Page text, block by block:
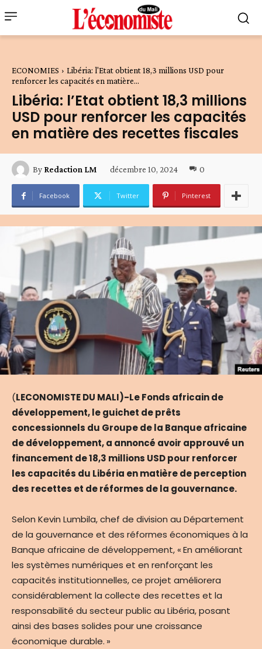
ECONOMIES
Libéria: l'Etat obtient 18,3 millions USD pour
renforcer les capacités en matière...
Libéria: l’Etat obtient 18,3 millions
USD pour renforcer les capacités
en matière des recettes fiscales
By Redaction LM décembre 10, 2024 0
Facebook Twitter Pinterest
(LECONOMISTE DU MALI)-Le Fonds africain de
développement, le guichet de prêts
concessionnels du Groupe de la Banque africaine
de développement, a annoncé avoir approuvé un
financement de 18,3 millions USD pour renforcer
les capacités du Libéria en matière de perception
des recettes et de réformes de la gouvernance.
Selon Kevin Lumbila, chef de division au Département
de la gouvernance et des réformes économiques à la
Banque africaine de développement, « En améliorant
les systèmes numériques et en renforçant les
capacités institutionnelles, ce projet améliorera
considérablement la collecte des recettes et la
responsabilité du secteur public au Libéria, posant
ainsi des bases solides pour une croissance
économique durable. »